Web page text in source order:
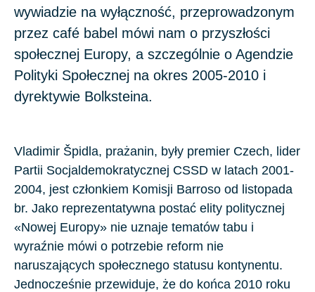
wywiadzie na wyłączność, przeprowadzonym
przez café babel mówi nam o przyszłości
społecznej Europy, a szczególnie o Agendzie
Polityki Społecznej na okres 2005-2010 i
dyrektywie Bolksteina.
Vladimir Špidla, prażanin, były premier Czech, lider
Partii Socjaldemokratycznej CSSD w latach 2001-
2004, jest członkiem Komisji Barroso od listopada
br. Jako reprezentatywna postać elity politycznej
«Nowej Europy» nie uznaje tematów tabu i
wyraźnie mówi o potrzebie reform nie
naruszających społecznego statusu kontynentu.
Jednocześnie przewiduje, że do końca 2010 roku